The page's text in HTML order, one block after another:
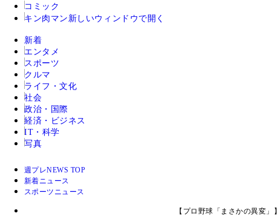
コミック
キン肉マン 新しいウィンドウで開く
新着
エンタメ
スポーツ
クルマ
ライフ・文化
社会
政治・国際
経済・ビジネス
IT・科学
写真
週プレNEWS TOP
新着ニュース
スポーツニュース
【プロ野球「まさかの異変